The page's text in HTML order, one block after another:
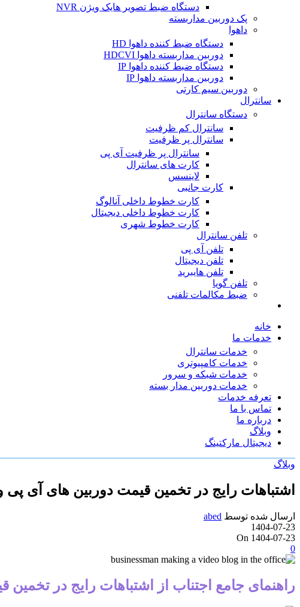
دستگاه ضبط تصویر هایک ویژن NVR
پک دوربین مداربسته
داهوا
دستگاه ضبط کننده داهوا HD
دوربین مداربسته داهوا HDCVI
دستگاه ضبط کننده داهوا IP
دوربین مداربسته داهوا IP
دوربین سیم کارتی
سانترال
دستگاه سانترال
سانترال کم ظرفیت
سانترال پر ظرفیت
سانترال پر ظرفیت آی پی
کارت های سانترال
لاینسس
کارت جانبی
کارت خطوط داخلی آنالوگ
کارت خطوط داخلی دیجیتال
کارت خطوط شهری
تلفن سانترال
تلفن آی پی
تلفن دیجیتال
تلفن هایبرید
تلفن گویا
ضبط مکالمات تلفنی
خانه
خدمات ما
خدمات سانترال
خدمات کامپیوتری
خدمات شبکه و سرور
خدمات دوربین مدار بسته
تعرفه خدمات
تماس با ما
درباره ما
وبلاگ
دیجیتال مارکتینگ
وبلاگ
اشتباهات رایج در تخمین قیمت دوربین های آی پی
ارسال شده توسط abed
1404-07-23
On 1404-07-23
0
راهنمای جامع اجتناب از اشتباهات رایج در